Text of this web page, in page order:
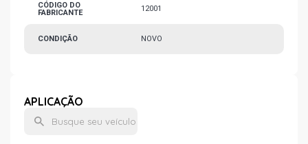
CÓDIGO DO
FABRICANTE
12001
CONDIÇÃO NOVO
APLICAÇÃO